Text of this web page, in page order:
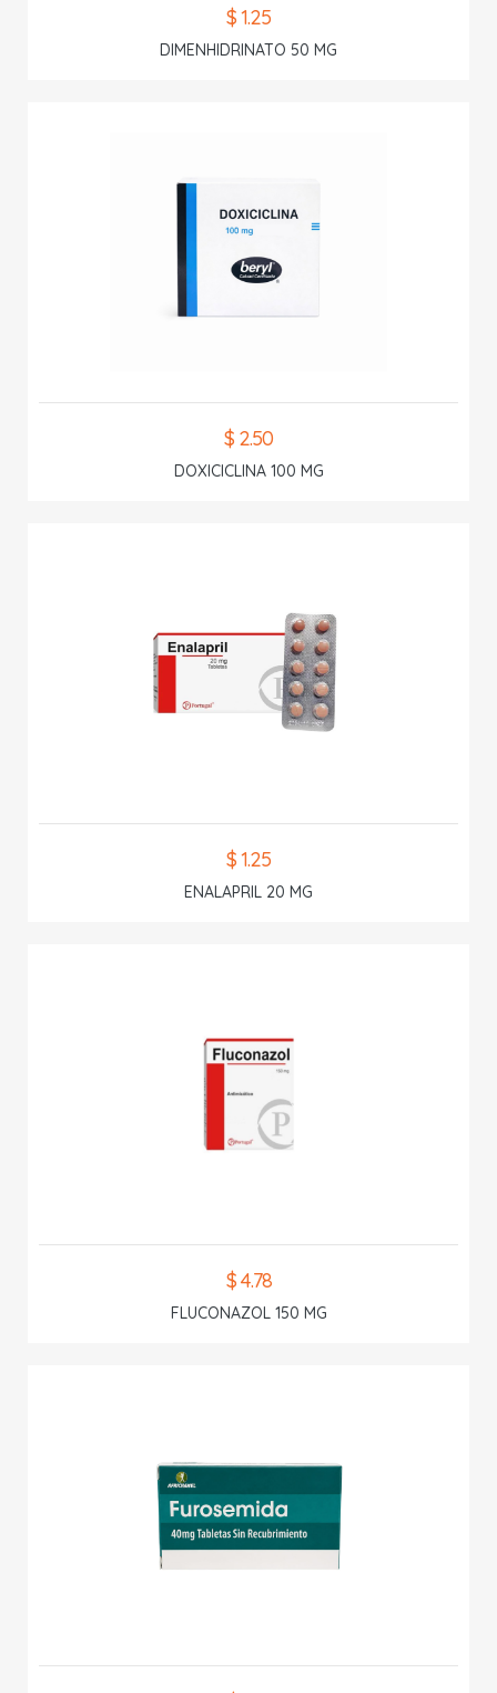
$ 1.25
DIMENHIDRINATO 50 MG
$ 2.50
DOXICICLINA 100 MG
$ 1.25
ENALAPRIL 20 MG
$ 4.78
FLUCONAZOL 150 MG